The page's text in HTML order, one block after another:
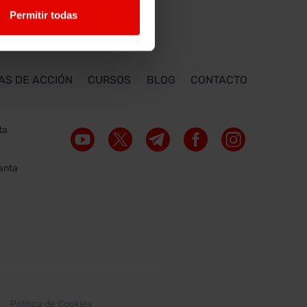
Permitir todas
DE ACCIÓN CURSOS BLOG CONTACTO
Política de Cookies